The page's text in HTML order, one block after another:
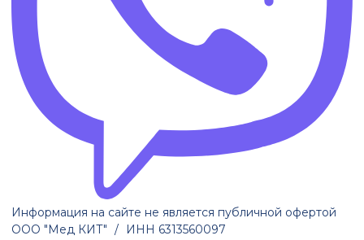
Информация на сайте не является публичной офертой
ООО "Мед КИТ" / ИНН 6313560097